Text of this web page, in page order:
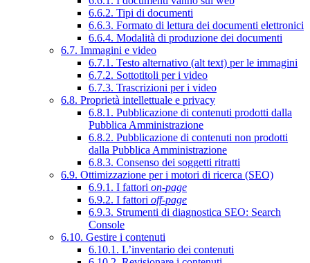
6.6.2. Tipi di documenti
6.6.3. Formato di lettura dei documenti elettronici
6.6.4. Modalità di produzione dei documenti
6.7. Immagini e video
6.7.1. Testo alternativo (alt text) per le immagini
6.7.2. Sottotitoli per i video
6.7.3. Trascrizioni per i video
6.8. Proprietà intellettuale e privacy
6.8.1. Pubblicazione di contenuti prodotti dalla
Pubblica Amministrazione
6.8.2. Pubblicazione di contenuti non prodotti
dalla Pubblica Amministrazione
6.8.3. Consenso dei soggetti ritratti
6.9. Ottimizzazione per i motori di ricerca (SEO)
6.9.1. I fattori on-page
6.9.2. I fattori off-page
6.9.3. Strumenti di diagnostica SEO: Search
Console
6.10. Gestire i contenuti
6.10.1. L’inventario dei contenuti